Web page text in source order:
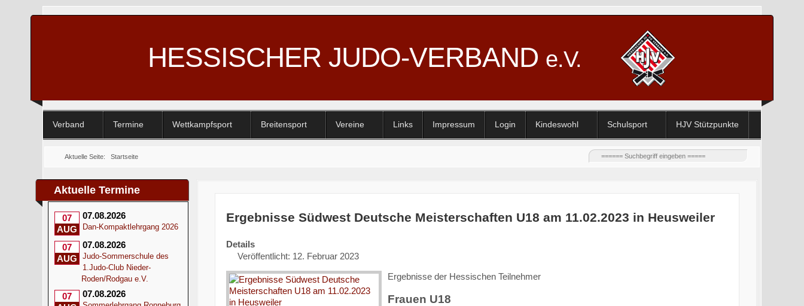
HESSISCHER JUDO-VERBAND e.V.
Verband Termine Wettkampfsport Breitensport Vereine Links Impressum Login Kindeswohl Schulsport HJV Stützpunkte
Aktuelle Seite:Startseite
Aktuelle Termine
07
AUG
07.08.2026
Dan-Kompaktlehrgang 2026
07
AUG
07.08.2026
Judo-Sommerschule des
1.Judo-Club Nieder-
Roden/Rodgau e.V.
07
07.08.2026
Ergebnisse Südwest Deutsche Meisterschaften U18 am 11.02.2023 in Heusweiler
Details
Veröffentlicht: 12. Februar 2023
Ergebnisse der Hessischen Teilnehmer
Frauen U18